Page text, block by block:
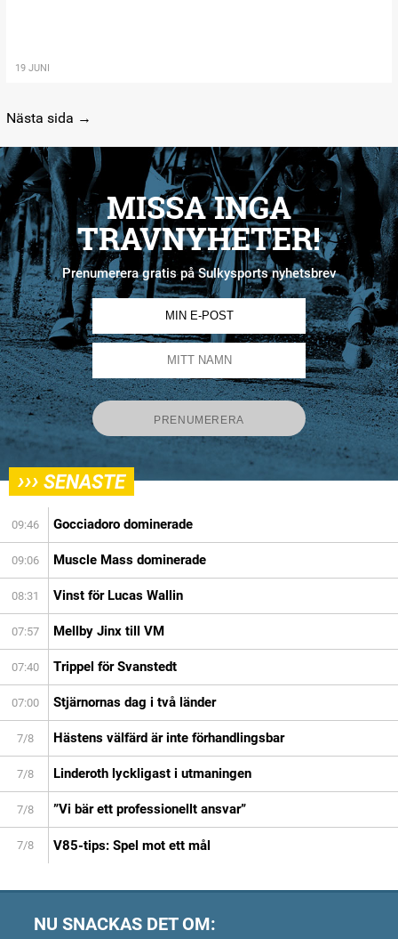
19 JUNI
Nästa sida →
MISSA INGA
TRAVNYHETER!
Prenumerera gratis på Sulkysports nyhetsbrev
››› SENASTE
09:46 Gocciadoro dominerade
09:06 Muscle Mass dominerade
08:31 Vinst för Lucas Wallin
07:57 Mellby Jinx till VM
07:40 Trippel för Svanstedt
07:00 Stjärnornas dag i två länder
7/8 Hästens välfärd är inte förhandlingsbar
7/8 Linderoth lyckligast i utmaningen
7/8 ”Vi bär ett professionellt ansvar”
7/8 V85-tips: Spel mot ett mål
NU SNACKAS DET OM: